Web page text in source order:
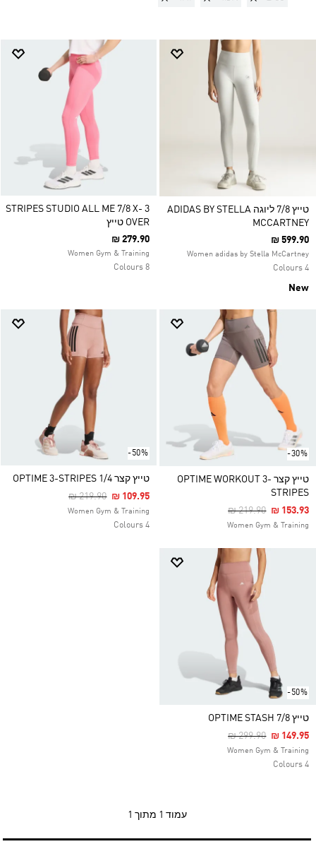
טייץ 7/8 ליוגה ADIDAS BY STELLA
MCCARTNEY
₪ 599.90
Women adidas by Stella McCartney
4 Colours
New
3 STRIPES STUDIO ALL ME 7/8 X-
OVER טייץ
₪ 279.90
Women Gym & Training
8 Colours
-30%
טייץ קצר OPTIME WORKOUT 3-
STRIPES
Price Reduced From
₪ 219.90To₪ 153.93
Women Gym & Training
-50%
טייץ קצר OPTIME 3-STRIPES 1/4
Price Reduced From
₪ 219.90To₪ 109.95
Women Gym & Training
4 Colours
-50%
טייץ OPTIME STASH 7/8
Price Reduced From
₪ 299.90To₪ 149.95
Women Gym & Training
4 Colours
עמוד 1 מתוך 1